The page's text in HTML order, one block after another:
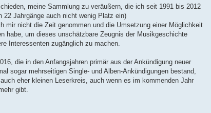
meine Sammlung zu veräußern, die ich seit 1991 bis 2012
Jahrgänge auch nicht wenig Platz ein)
mir nicht die Zeit genommen und die Umsetzung einer Möglichkeit
habe, um dieses unschätzbare Zeugnis der Musikgeschichte
Interessenten zugänglich zu machen.
die in den Anfangsjahren primär aus der Ankündigung neuer
sogar mehrseitigen Single- und Alben-Ankündigungen bestand,
eher kleinen Leserkreis, auch wenn es im kommenden Jahr
gibt.